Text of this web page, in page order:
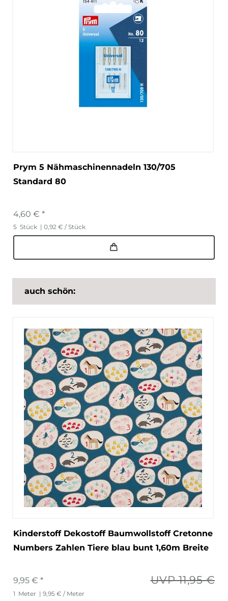
Prym 5 Nähmaschinennadeln 130/705
Standard 80
4,60 € *
5 Stück | 0,92 € / Stück
auch schön:
Kinderstoff Dekostoff Baumwollstoff Cretonne
Numbers Zahlen Tiere blau bunt 1,60m Breite
UVP 11,95 €
9,95 € *
1 Meter | 9,95 € / Meter